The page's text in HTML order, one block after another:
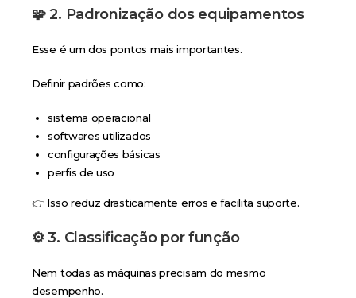
🧩 2. Padronização dos equipamentos
Esse é um dos pontos mais importantes.
Definir padrões como:
sistema operacional
softwares utilizados
configurações básicas
perfis de uso
👉 Isso reduz drasticamente erros e facilita suporte.
⚙️ 3. Classificação por função
Nem todas as máquinas precisam do mesmo
desempenho.